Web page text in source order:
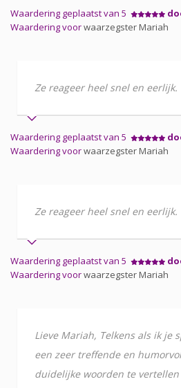
Waardering geplaatst van 5
Waardering voorwaarzegster Mariah
Ze reageer heel snel en eerlijk.
Waardering geplaatst van 5
Waardering voorwaarzegster Mariah
Ze reageer heel snel en eerlijk.
Waardering geplaatst van 5
Waardering voorwaarzegster Mariah
Lieve Mariah, Telkens als ik je
een zeer treffende en
duidelijke woorden te